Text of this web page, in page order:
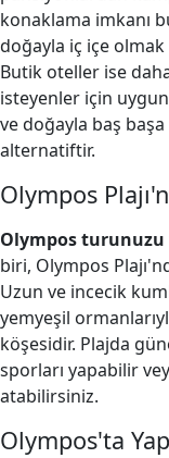
konaklama imkanı
doğayla iç içe
Butik oteller ise
isteyenler için
ve doğayla baş
alternatiftir.
Olympos
Olympos turunuzu
biri, Olympos
Uzun ve incecik
yemyeşil
köşesidir. Plajda
sporları yapabilir
atabilirsiniz.
Olympos'ta